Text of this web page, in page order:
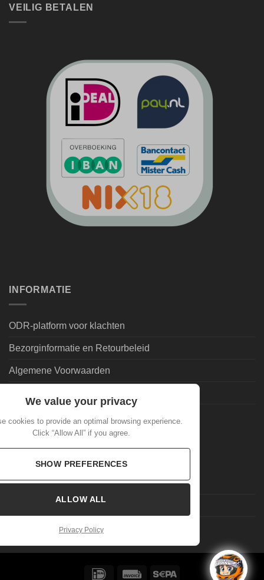
VEILIG BETALEN
INFORMATIE
ODR-platform voor klachten
Bezorginformatie en Retourbeleid
Algemene Voorwaarden
ALGEMEEN
Veelgestelde Vragen
Mijn account
Laatste nieuws
IDeal Invoice
We value your privacy
cookies to provide an optimal browsing experience.
Click “Allow All” if you agree.
SHOW PREFERENCES
ALLOW ALL
Privacy Policy